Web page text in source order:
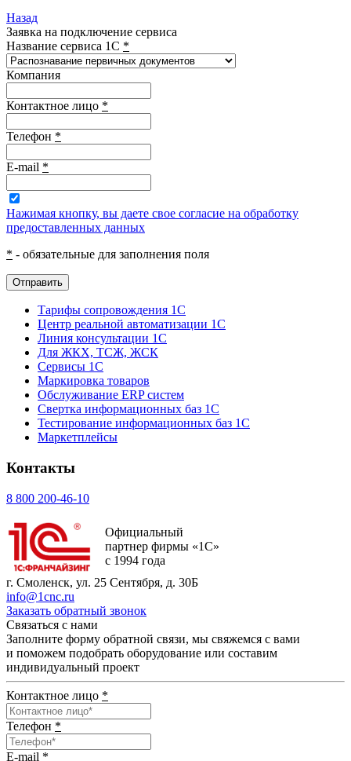
Назад
Заявка на подключение сервиса
Название сервиса 1С *
Компания
Контактное лицо *
Телефон *
E-mail *
Нажимая кнопку, вы даете свое согласие на обработку
предоставленных данных
* - обязательные для заполнения поля
Отправить
Тарифы сопровождения 1С
Центр реальной автоматизации 1С
Линия консультации 1С
Для ЖКХ, ТСЖ, ЖСК
Сервисы 1С
Маркировка товаров
Обслуживание ERP систем
Свертка информационных баз 1С
Тестирование информационных баз 1С
Маркетплейсы
Контакты
8 800 200-46-10
Официальный
партнер фирмы «1С»
с 1994 года
г. Смоленск, ул. 25 Сентября, д. 30Б
info@1cnc.ru
Заказать обратный звонок
Связаться с нами
Заполните форму обратной связи, мы свяжемся с вами
и поможем подобрать оборудование или составим
индивидуальный проект
Контактное лицо *
Телефон *
E-mail *